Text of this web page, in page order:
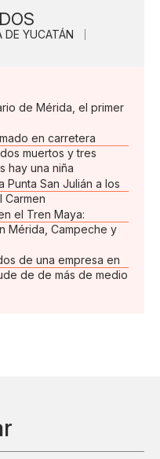
DE YUCATÁN
de Mérida, el primer
en carretera
muertos y tres
hay una niña
Punta San Julián a los
Carmen
el Tren Maya:
Mérida, Campeche y
de una empresa en
de de más de medio